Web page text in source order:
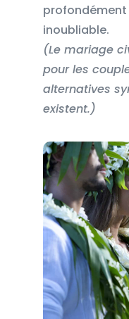
inoubliable.
(Le mariage
pour les
alternatives
existent.)